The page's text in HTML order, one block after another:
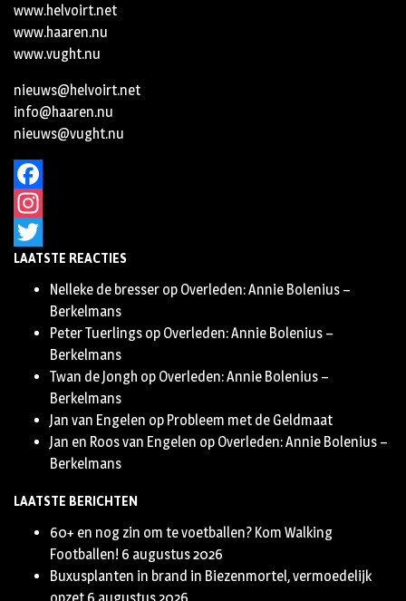
www.helvoirt.net
www.haaren.nu
www.vught.nu
nieuws@helvoirt.net
info@haaren.nu
nieuws@vught.nu
Facebook
Instagram
Twitter
LAATSTE REACTIES
Nelleke de bresser op Overleden: Annie Bolenius –
Berkelmans
Peter Tuerlings op Overleden: Annie Bolenius –
Berkelmans
Twan de Jongh op Overleden: Annie Bolenius –
Berkelmans
Jan van Engelen op Probleem met de Geldmaat
Jan en Roos van Engelen op Overleden: Annie Bolenius –
Berkelmans
LAATSTE BERICHTEN
60+ en nog zin om te voetballen? Kom Walking
Footballen! 6 augustus 2026
Buxusplanten in brand in Biezenmortel, vermoedelijk